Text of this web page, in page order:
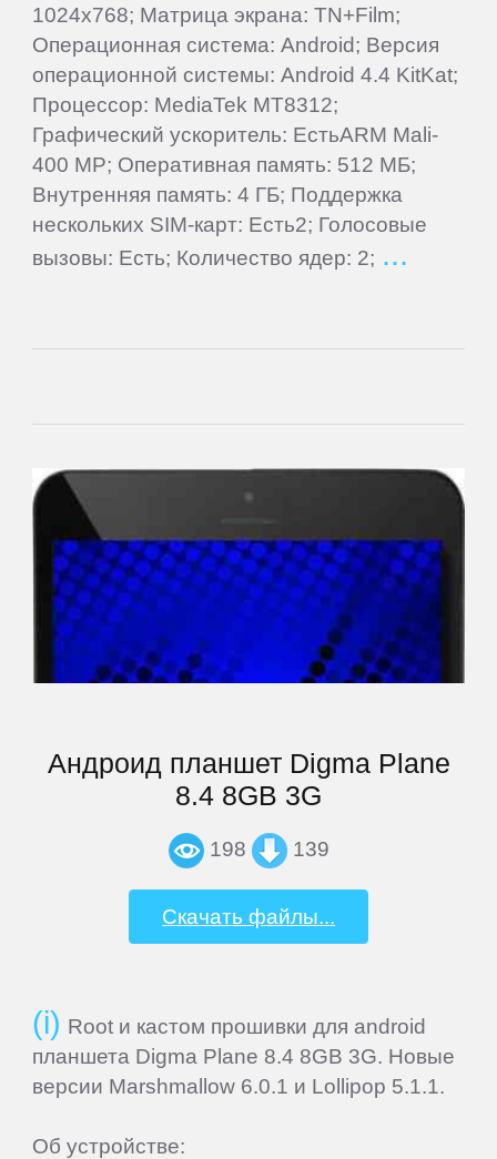
1024x768; Матрица экрана: TN+Film;
Операционная система: Android; Версия
операционной системы: Android 4.4 KitKat;
Процессор: MediaTek MT8312;
Графический ускоритель: ЕстьARM Mali-
400 MP; Оперативная память: 512 МБ;
Внутренняя память: 4 ГБ; Поддержка
нескольких SIM-карт: Есть2; Голосовые
вызовы: Есть; Количество ядер: 2;
Андроид планшет Digma Plane
8.4 8GB 3G
198 139
Скачать файлы...
Root и кастом прошивки для android
планшета Digma Plane 8.4 8GB 3G. Новые
версии Marshmallow 6.0.1 и Lollipop 5.1.1.
Об устройстве:
Starway
Sunlink
Supra
Tracer
Treelogic
Turbopad
СМАРТФОНЫ